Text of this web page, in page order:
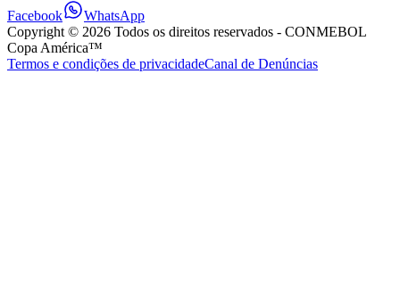
Facebook
WhatsApp
Copyright © 2026 Todos os direitos reservados - CONMEBOL
Copa América™
Termos e condições de privacidadeCanal de Denúncias